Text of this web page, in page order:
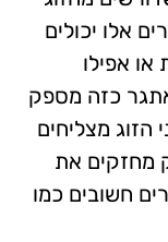
אלו יכולים
או אפילו
אתגר כזה מספק
הזוג מצליחים
מחזקים את
חשובים כמו